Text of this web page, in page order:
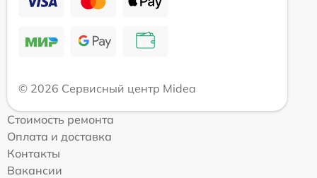
© 2026 Сервисный центр Midea
Стоимость ремонта
Оплата и доставка
Контакты
Вакансии